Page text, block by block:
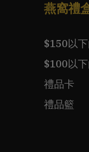
燕窩禮
$150以
$100以
禮品卡
禮品籃